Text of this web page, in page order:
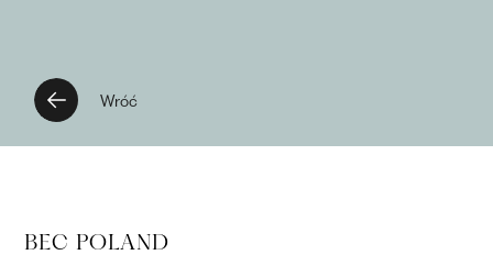
Wróć
BEC POLAND